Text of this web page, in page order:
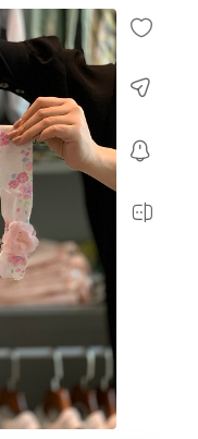
حمل و نقل نوزاد
لوازم حمام نوزاد
لوازم اتاق نوزاد و کودک
اسباب بازی دخترانه و پسرانه
اسباب بازی نوزاد
اکسسوری